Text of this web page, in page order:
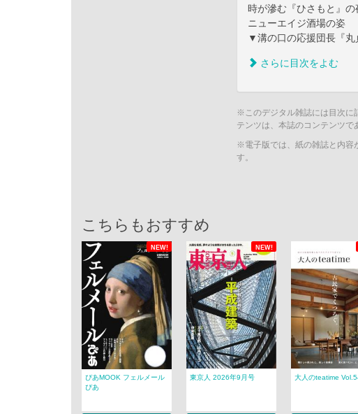
時が滲む『ひさもと』の
ニューエイジ酒場の姿
▼溝の口の応援団長『丸
さらに目次をよむ
※このデジタル雑誌には目次に
テンツは、本誌のコンテンツで
※電子版では、紙の雑誌と内容
す。
こちらもおすすめ
NEW! NEW!
ぴあMOOK フェルメール
ぴあ
東京人 2026年9月号 大人のteatime